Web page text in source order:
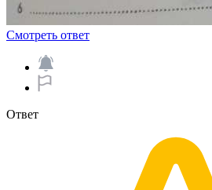
Смотреть ответ
Ответ